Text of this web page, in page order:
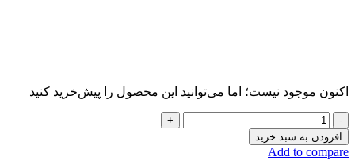
اکنون موجود نیست؛ اما می‌توانید این محصول را پیش‌خرید کنید
افزودن به سبد خرید
Add to compare